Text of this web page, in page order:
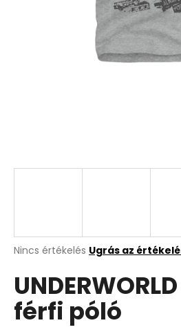
A
átlagos
értékelése
5-
ből
Nincs értékelés Ugrás az
férfi póló